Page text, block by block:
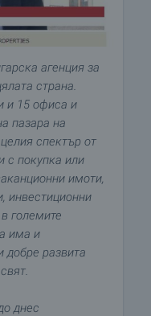
агенция за
страна.
и 15 офиса и
пазара на
спектър от
с покупка или
имоти,
инвестиционни
големите
има и
добре развита
днес